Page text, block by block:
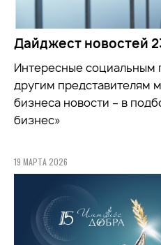
Дайджест новостей
Интересные социальным
другим представителям
бизнеса новости – в
бизнес»
19 МАРТА 2026